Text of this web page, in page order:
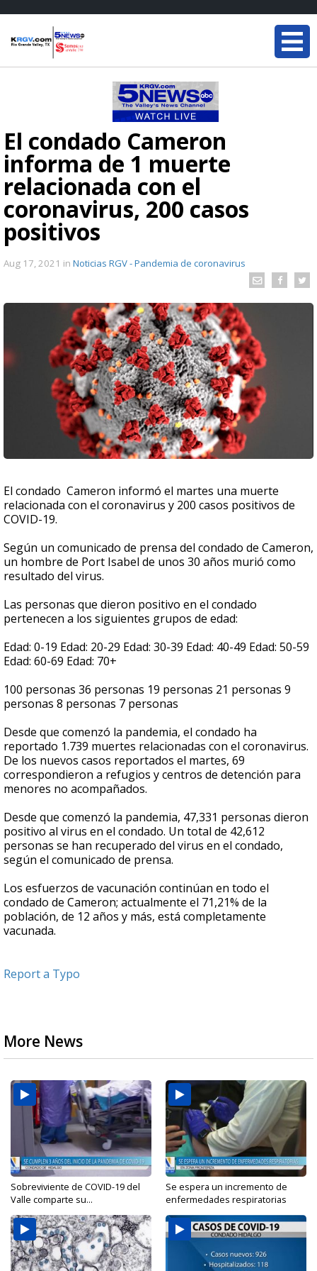
El condado Cameron
informa de 1 muerte
relacionada con el
coronavirus, 200 casos
positivos
Aug 17, 2021 in Noticias RGV - Pandemia de coronavirus
El condado Cameron informó el martes una muerte
relacionada con el coronavirus y 200 casos positivos de
COVID-19.
Según un comunicado de prensa del condado de Cameron,
un hombre de Port Isabel de unos 30 años murió como
resultado del virus.
Las personas que dieron positivo en el condado
pertenecen a los siguientes grupos de edad:
Edad: 0-19 Edad: 20-29 Edad: 30-39 Edad: 40-49 Edad: 50-59
Edad: 60-69 Edad: 70+
100 personas 36 personas 19 personas 21 personas 9
personas 8 personas 7 personas
Desde que comenzó la pandemia, el condado ha
reportado 1.739 muertes relacionadas con el coronavirus.
De los nuevos casos reportados el martes, 69
correspondieron a refugios y centros de detención para
menores no acompañados.
Desde que comenzó la pandemia, 47,331 personas dieron
positivo al virus en el condado. Un total de 42,612
personas se han recuperado del virus en el condado,
según el comunicado de prensa.
Los esfuerzos de vacunación continúan en todo el
condado de Cameron; actualmente el 71,21% de la
población, de 12 años y más, está completamente
vacunada.
Report a Typo
More News
Sobreviviente de COVID-19 del
Valle comparte su...
Se espera un incremento de
enfermedades respiratorias